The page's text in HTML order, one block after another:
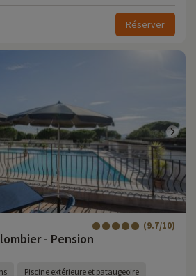
Réserver
- Pension
(9.7/10)
Piscine extérieure et pataugeoire